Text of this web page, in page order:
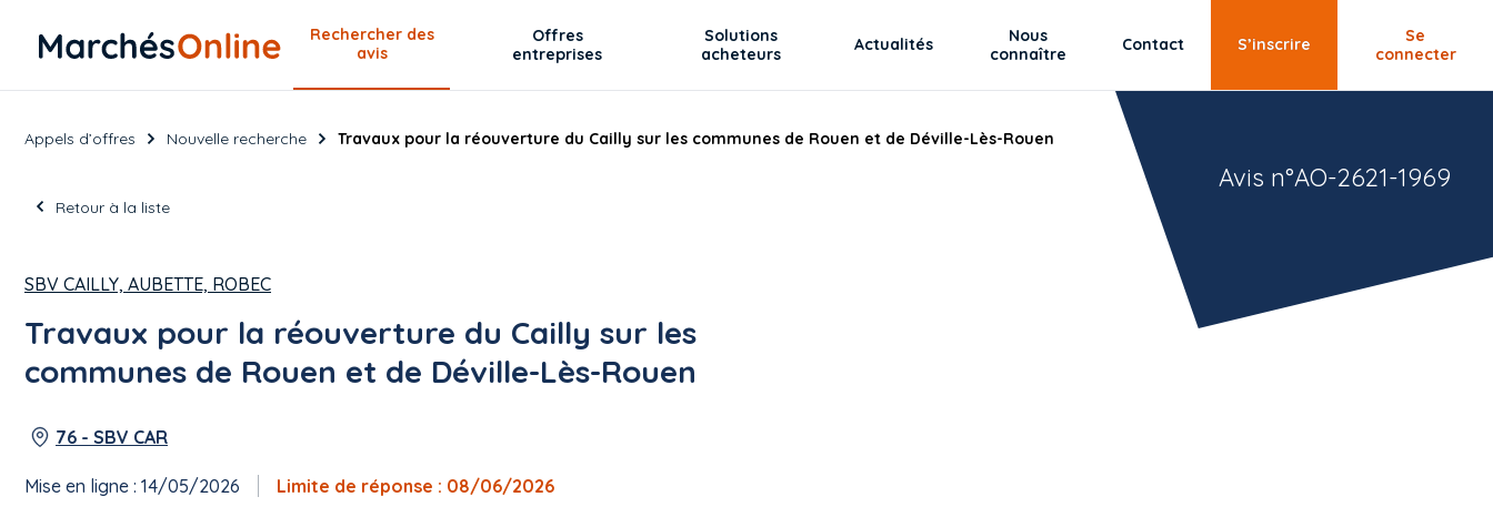
Rechercher des
avis
Offres
entreprises
Solutions
acheteurs
Actualités
Nous
connaître
Contact S’inscrire
Se
connecter
Appels d’offres Nouvelle recherche Travaux pour la réouverture du Cailly sur les communes de Rouen et de Déville-Lès-Rouen
Retour à la liste
SBV CAILLY, AUBETTE, ROBEC
Travaux pour la réouverture du Cailly sur les
communes de Rouen et de Déville-Lès-Rouen
76 - SBV CAR
Mise en ligne : 14/05/2026 Limite de réponse : 08/06/2026
Avis n°AO-2621-1969